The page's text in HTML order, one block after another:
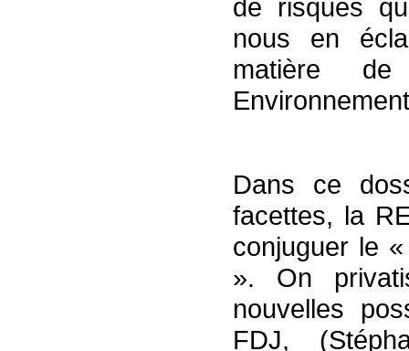
de risques
nous en
matière de
Dans ce
facettes, la
conjuguer le
». On
nouvelles
FDJ,